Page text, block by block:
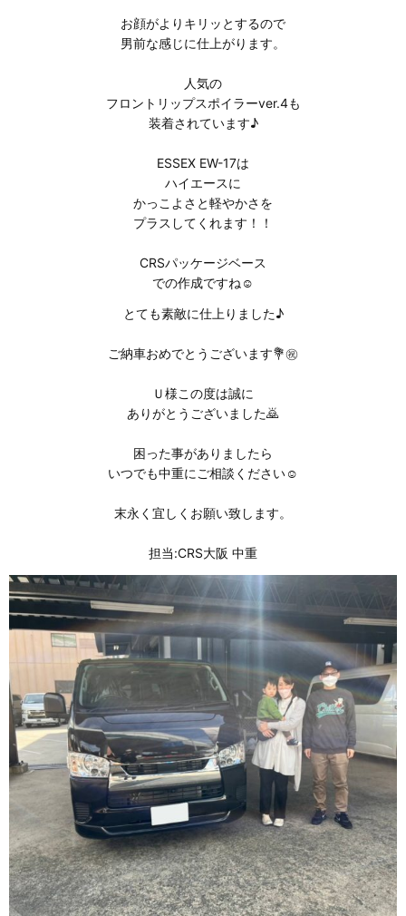
お顔がよりキリッとするので
男前な感じに仕上がります。
人気の
フロントリップスポイラーver.4も
装着されています♪
ESSEX EW-17は
ハイエースに
かっこよさと軽やかさを
プラスしてくれます！！
CRSパッケージベース
での作成ですね☺️
とても素敵に仕上りました♪
ご納車おめでとうございます💐㊗️
Ｕ様この度は誠に
ありがとうございました⁡🙇
困った事がありましたら
いつでも中重にご相談ください☺️
末永く宜しくお願い致します。
担当:CRS大阪 中重